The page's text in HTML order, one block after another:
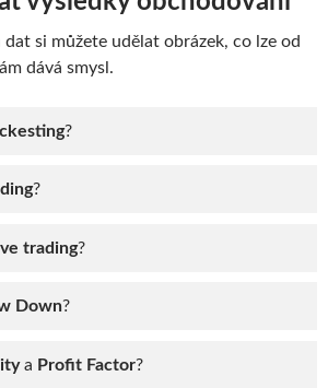
si můžete udělat obrázek, co lze od
dává smysl.
?
?
trading?
Down?
a Profit Factor?